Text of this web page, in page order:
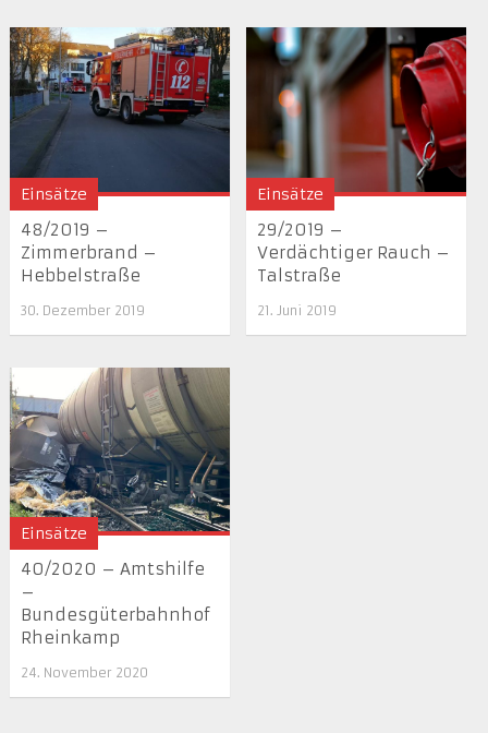
Einsätze
48/2019 –
Zimmerbrand –
Hebbelstraße
30. Dezember 2019
Einsätze
29/2019 –
Verdächtiger Rauch –
Talstraße
21. Juni 2019
Einsätze
40/2020 – Amtshilfe
–
Bundesgüterbahnhof
Rheinkamp
24. November 2020